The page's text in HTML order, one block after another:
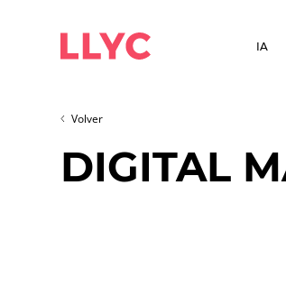
IA
Volver
DIGITAL